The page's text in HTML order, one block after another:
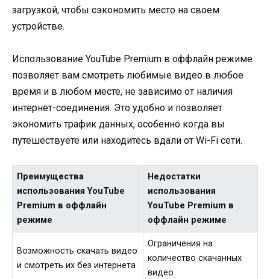
загрузкой, чтобы сэкономить место на своем
устройстве.
Использование YouTube Premium в оффлайн режиме
позволяет вам смотреть любимые видео в любое
время и в любом месте, не зависимо от наличия
интернет-соединения. Это удобно и позволяет
экономить трафик данных, особенно когда вы
путешествуете или находитесь вдали от Wi-Fi сети.
Преимущества
использования YouTube
Premium в оффлайн
режиме
Недостатки
использования
YouTube Premium в
оффлайн режиме
Возможность скачать видео
и смотреть их без интернета
Ограничения на
количество скачанных
видео